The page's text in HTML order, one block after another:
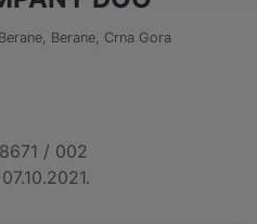
Berane, Berane, Crna Gora
/ 002
07.10.2021.